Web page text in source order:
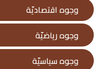
وجوه اقتصاديّة
وجوه رياضيّة
وجوه سياسيّة